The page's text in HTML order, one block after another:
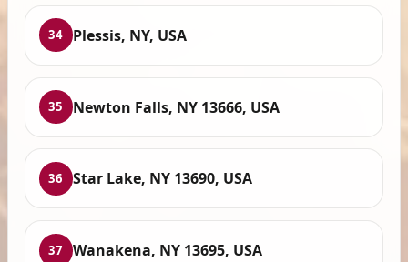
34 Plessis, NY, USA
35 Newton Falls, NY 13666, USA
36 Star Lake, NY 13690, USA
37 Wanakena, NY 13695, USA